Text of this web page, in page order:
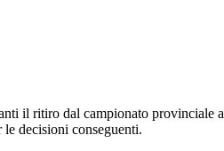
il ritiro dal campionato provinciale
decisioni conseguenti.